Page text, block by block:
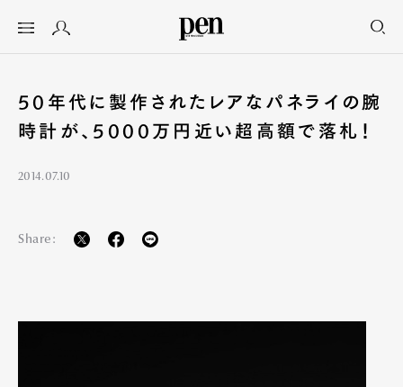
50年代に製作されたレアなパネライの腕
時計が、5000万円近い超高額で落札！
2014.07.10
Share: